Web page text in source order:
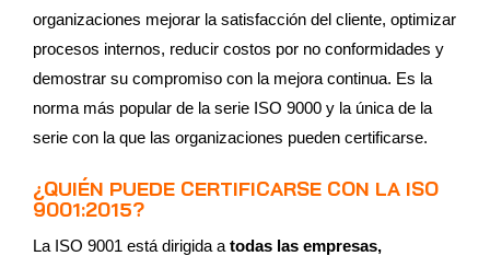
organizaciones mejorar la satisfacción del cliente, optimizar
procesos internos, reducir costos por no conformidades y
demostrar su compromiso con la mejora continua. Es la
norma más popular de la serie ISO 9000 y la única de la
serie con la que las organizaciones pueden certificarse.
¿QUIÉN PUEDE CERTIFICARSE CON LA ISO
9001:2015?
La ISO 9001 está dirigida a todas las empresas,